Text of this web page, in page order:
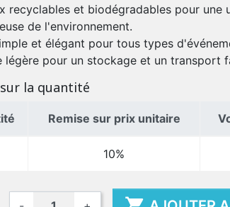
recyclables et biodégradables pour une
de l'environnement.
et élégant pour tous types
légère pour un stockage et un transport
la quantité
Remise sur prix unitaire
10%